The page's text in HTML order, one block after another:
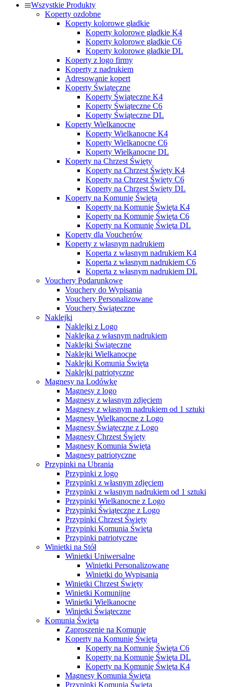
Wszystkie Produkty
Koperty ozdobne
Koperty kolorowe gładkie
Koperty kolorowe gładkie K4
Koperty kolorowe gładkie C6
Koperty kolorowe gładkie DL
Koperty z logo firmy
Koperty z nadrukiem
Adresowanie kopert
Koperty Świąteczne
Koperty Świąteczne K4
Koperty Świąteczne C6
Koperty Świąteczne DL
Koperty Wielkanocne
Koperty Wielkanocne K4
Koperty Wielkanocne C6
Koperty Wielkanocne DL
Koperty na Chrzest Święty
Koperty na Chrzest Święty K4
Koperty na Chrzest Święty C6
Koperty na Chrzest Święty DL
Koperty na Komunię Świętą
Koperty na Komunię Święta K4
Koperty na Komunię Święta C6
Koperty na Komunię Święta DL
Koperty dla Voucherów
Koperty z własnym nadrukiem
Koperta z własnym nadrukiem K4
Koperta z własnym nadrukiem C6
Koperta z własnym nadrukiem DL
Vouchery Podarunkowe
Vouchery do Wypisania
Vouchery Personalizowane
Vouchery Świąteczne
Naklejki
Naklejki z Logo
Naklejka z własnym nadrukiem
Naklejki Świąteczne
Naklejki Wielkanocne
Naklejki Komunia Święta
Naklejki patriotyczne
Magnesy na Lodówkę
Magnesy z logo
Magnesy z własnym zdjęciem
Magnesy z własnym nadrukiem od 1 sztuki
Magnesy Wielkanocne z Logo
Magnesy Świąteczne z Logo
Magnesy Chrzest Święty
Magnesy Komunia Święta
Magnesy patriotyczne
Przypinki na Ubrania
Przypinki z logo
Przypinki z własnym zdjęciem
Przypinki z własnym nadrukiem od 1 sztuki
Przypinki Wielkanocne z Logo
Przypinki Świąteczne z Logo
Przypinki Chrzest Święty
Przypinki Komunia Święta
Przypinki patriotyczne
Winietki na Stół
Winietki Uniwersalne
Winietki Personalizowane
Winietki do Wypisania
Winietki Chrzest Święty
Winietki Komunijne
Winietki Wielkanocne
Winietki Świąteczne
Komunia Święta
Zaproszenie na Komunię
Koperty na Komunię Świętą
Koperty na Komunię Święta C6
Koperty na Komunię Święta DL
Koperty na Komunię Święta K4
Magnesy Komunia Święta
Przypinki Komunia Święta